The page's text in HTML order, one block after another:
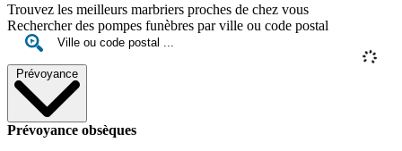
Trouvez les meilleurs marbriers proches de chez vous
Rechercher des pompes funèbres par ville ou code postal
Prévoyance
Prévoyance obsèques